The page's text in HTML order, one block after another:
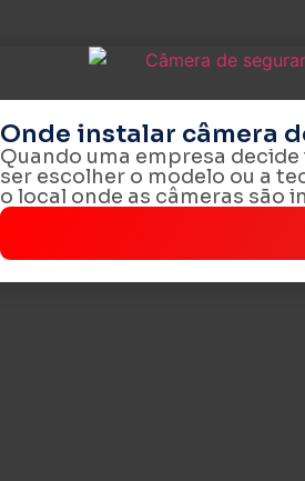
Onde instalar câmera
Quando uma empresa
ser escolher o modelo ou a
o local onde as câmeras são